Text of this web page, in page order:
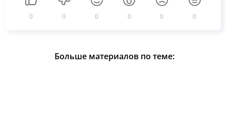
0 0 0 0 0 0
Больше материалов по теме: